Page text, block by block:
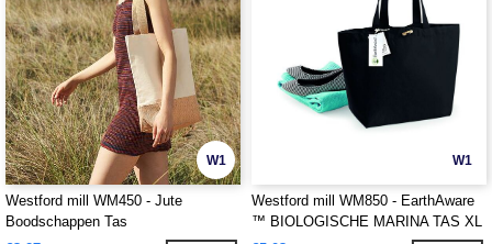
W1
Westford mill WM450 - Jute
Boodschappen Tas
W1
Westford mill WM850 - EarthAware
™ BIOLOGISCHE MARINA TAS XL